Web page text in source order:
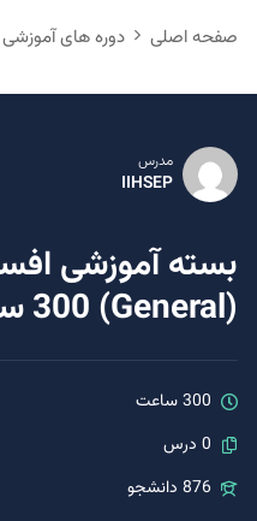
صفحه اصلی دوره های آموزشی HSE
مدرس
IIHSEP
(General) 300 ساعته
300 ساعت
0 درس
876 دانشجو